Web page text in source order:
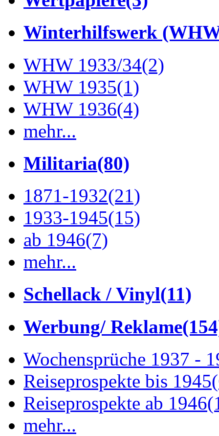
Winterhilfswerk
WHW 1933/34(2)
WHW 1935(1)
WHW 1936(4)
mehr...
Militaria(80)
1871-1932(21)
1933-1945(15)
ab 1946(7)
mehr...
Schellack / Vinyl(11)
Werbung/ Reklame
Wochensprüche 1937 -
Reiseprospekte bis 1945
Reiseprospekte ab 1946
mehr...